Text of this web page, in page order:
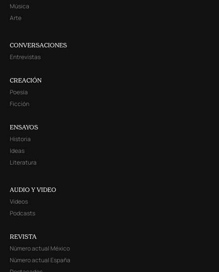
Música
Arte
CONVERSACIONES
Entrevistas
CREACIÓN
Poesía
Ficción
ENSAYOS
Historia
Ideas
Literatura
AUDIO Y VIDEO
Videos
Podcasts
REVISTA
Número actual México
Número actual España